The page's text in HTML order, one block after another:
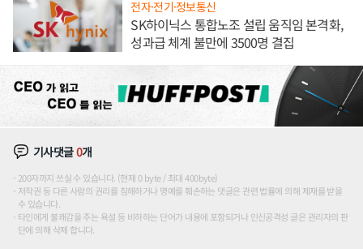
전자·전기·정보통신
SK하이닉스 통합노조 설립 움직임 본격화,
성과급 체계 불만에 3500명 결집
기사댓글0개
200자까지 쓰실 수 있습니다. (현재 0 byte / 최대 400byte)
저작권 등 다른 사람의 권리를 침해하거나 명예를 훼손하는 댓글은 관련 법률에 의해 제재를 받을
수 있습니다.
타인에게 불쾌감을 주는 욕설 등 비하하는 단어가 내용에 포함되거나 인신공격성 글은 관리자의 판
단에 의해 삭제 합니다.